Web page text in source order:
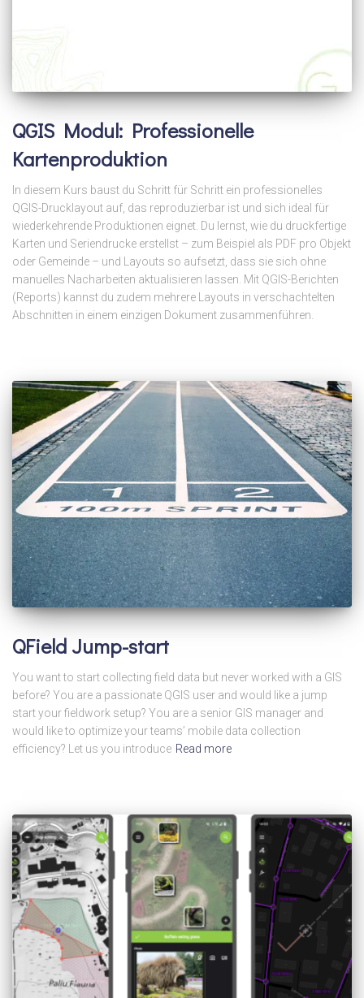
QGIS Modul: Professionelle
Kartenproduktion
In diesem Kurs baust du Schritt für Schritt ein professionelles
QGIS-Drucklayout auf, das reproduzierbar ist und sich ideal für
wiederkehrende Produktionen eignet. Du lernst, wie du druckfertige
Karten und Seriendrucke erstellst – zum Beispiel als PDF pro Objekt
oder Gemeinde – und Layouts so aufsetzt, dass sie sich ohne
manuelles Nacharbeiten aktualisieren lassen. Mit QGIS-Berichten
(Reports) kannst du zudem mehrere Layouts in verschachtelten
Abschnitten in einem einzigen Dokument zusammenführen.
QField Jump-start
You want to start collecting field data but never worked with a GIS
before? You are a passionate QGIS user and would like a jump
start your fieldwork setup? You are a senior GIS manager and
would like to optimize your teams’ mobile data collection
efficiency? Let us you introduce Read more